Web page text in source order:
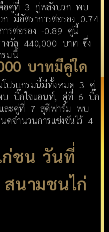
คือคู่ที่ 3 กู่พลังบวก พบ
มีอัตราการต่อรอง 0.74
ารต่อรอง -0.89 คู่นี้
งวัล 440,000 บาท ซึ่ง
รมนี้
บาทมีคู่ใด
โปรแกรมนี้มีทั้งหมด 3 คู่
บ บิ๊กใจแอนท์, คู่ที่ 6 บิ๊ก
ละคู่ที่ 7 สุดีฟาร์ม พบ
ดจำนวนการแข่งขันไว้ 4
ก่ชน วันที่
นามชนไก่